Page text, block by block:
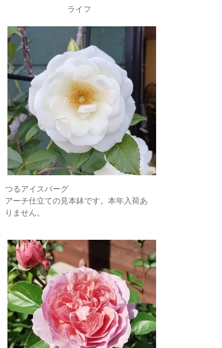
ライフ
つるアイスバーグ
アーチ仕立ての見本鉢です。本年入荷あ
りません。